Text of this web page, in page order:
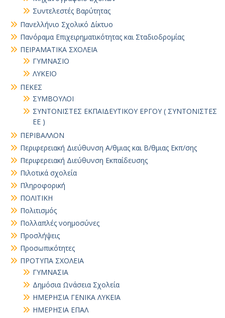
Συντελεστές Βαρύτητας
Πανελλήνιο Σχολικό Δίκτυο
Πανόραμα Επιχειρηματικότητας και Σταδιοδρομίας
ΠΕΙΡΑΜΑΤΙΚΑ ΣΧΟΛΕΙΑ
ΓΥΜΝΑΣΙΟ
ΛΥΚΕΙΟ
ΠΕΚΕΣ
ΣΥΜΒΟΥΛΟΙ
ΣΥΝΤΟΝΙΣΤΕΣ ΕΚΠΑΙΔΕΥΤΙΚΟΥ ΕΡΓΟΥ ( ΣΥΝΤΟΝΙΣΤΕΣ
ΕΕ )
ΠΕΡΙΒΑΛΛΟΝ
Περιφερειακή Διεύθυνση Α/θμιας και Β/θμιας Εκπ/σης
Περιφερειακή Διεύθυνση Εκπαίδευσης
Πιλοτικά σχολεία
Πληροφορική
ΠΟΛΙΤΙΚΗ
Πολιτισμός
Πολλαπλές νοημοσύνες
Προσλήψεις
Προσωπικότητες
ΠΡΟΤΥΠΑ ΣΧΟΛΕΙΑ
ΓΥΜΝΑΣΙΑ
Δημόσια Ωνάσεια Σχολεία
ΗΜΕΡΗΣΙΑ ΓΕΝΙΚΑ ΛΥΚΕΙΑ
ΗΜΕΡΗΣΙΑ ΕΠΑΛ